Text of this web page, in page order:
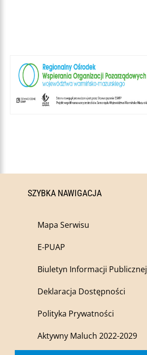
SZYBKA NAWIGACJA
Mapa Serwisu
E-PUAP
Biuletyn Informacji Publicznej
Deklaracja Dostępności
Polityka Prywatności
Aktywny Maluch 2022-2029